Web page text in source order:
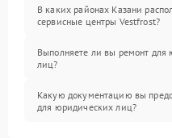
В каких районах Казани
сервисные центры Vestfrost?
Выполняете ли вы ремонт для
лиц?
Какую документацию вы
для юридических лиц?